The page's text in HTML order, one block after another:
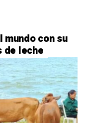
con su
de leche